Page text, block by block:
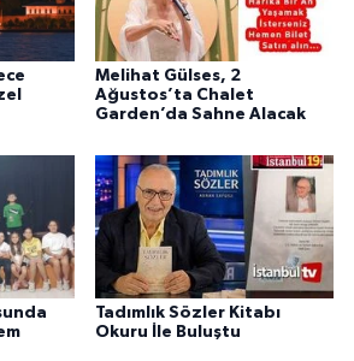
Melihat Gülses, 2
Ağustos’ta Chalet
Garden’da Sahne Alacak
Tadımlık Sözler Kitabı
Okuru İle Buluştu